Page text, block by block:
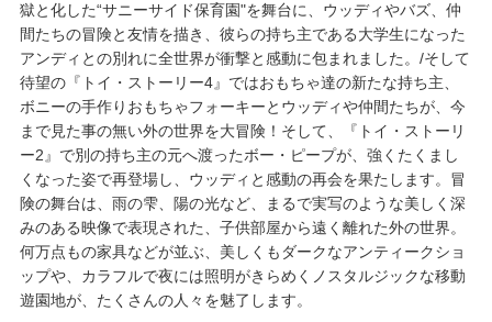
獄と化した“サニーサイド保育園"を舞台に、ウッディやバズ、仲
間たちの冒険と友情を描き、彼らの持ち主である大学生になった
アンディとの別れに全世界が衝撃と感動に包まれました。/そして
待望の『トイ・ストーリー4』ではおもちゃ達の新たな持ち主、
ボニーの手作りおもちゃフォーキーとウッディや仲間たちが、今
まで見た事の無い外の世界を大冒険！そして、『トイ・ストーリ
ー2』で別の持ち主の元へ渡ったボー・ピープが、強くたくまし
くなった姿で再登場し、ウッディと感動の再会を果たします。冒
険の舞台は、雨の雫、陽の光など、まるで実写のような美しく深
みのある映像で表現された、子供部屋から遠く離れた外の世界。
何万点もの家具などが並ぶ、美しくもダークなアンティークショ
ップや、カラフルで夜には照明がきらめくノスタルジックな移動
遊園地が、たくさんの人々を魅了します。